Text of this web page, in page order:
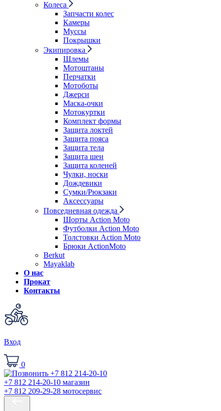
Колеса
Запчасти колес
Камеры
Муссы
Покрышки
Экипировка
Шлемы
Мотоштаны
Перчатки
Мотоботы
Джерси
Маска-очки
Мотокуртки
Комплект формы
Защита локтей
Защита пояса
Защита тела
Защита шеи
Защита коленей
Чулки, носки
Дождевики
Сумки/Рюкзаки
Аксессуары
Повседневная одежда
Шорты Action Moto
Футболки Action Moto
Толстовки Action Moto
Брюки ActionMoto
Berkut
Mayaklab
О нас
Прокат
Контакты
Вход
0
+7 812 214-20-10 магазин
+7 812 209-29-28 мотосервис